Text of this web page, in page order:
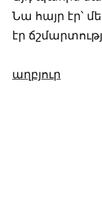
Նա հայր էր՝
էր
աղբյուր